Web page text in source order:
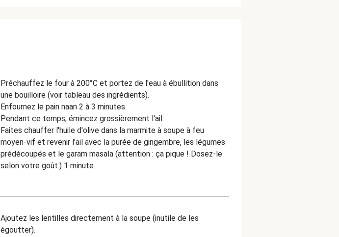
Préchauffez le four à 200°C et portez de l'eau à ébullition dans
une bouilloire (voir tableau des ingrédients).
Enfournez le pain naan 2 à 3 minutes.
Pendant ce temps, émincez grossièrement l'ail.
Faites chauffer l'huile d'olive dans la marmite à soupe à feu
moyen-vif et revenir l'ail avec la purée de gingembre, les légumes
prédécoupés et le garam masala (attention : ça pique ! Dosez-le
selon votre goût.) 1 minute.
Ajoutez les lentilles directement à la soupe (inutile de les
égoutter).